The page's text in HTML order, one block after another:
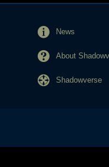
News
About
Shadowverse